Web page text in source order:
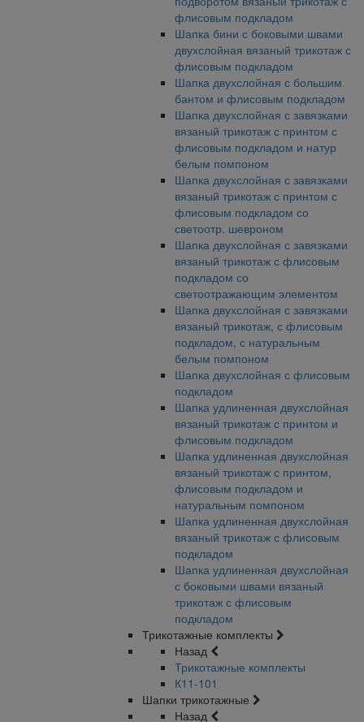
флисовым подкладом
Шапка бини с боковыми швами
двухслойная вязаный трикотаж с
флисовым подкладом
Шапка двухслойная с большим
бантом и флисовым подкладом
Шапка двухслойная с завязками
вязаный трикотаж с принтом с
флисовым подкладом и натур
белым помпоном
Шапка двухслойная с завязками
вязаный трикотаж с принтом с
флисовым подкладом со
светоотр. шевроном
Шапка двухслойная с завязками
вязаный трикотаж с флисовым
подкладом со
светоотражающим элементом
Шапка двухслойная с завязками
вязаный трикотаж, с флисовым
подкладом, с натуральным
белым помпоном
Шапка двухслойная с флисовым
подкладом
Шапка удлиненная двухслойная
вязаный трикотаж с принтом и
флисовым подкладом
Шапка удлиненная двухслойная
вязаный трикотаж с принтом,
флисовым подкладом и
натуральным помпоном
Шапка удлиненная двухслойная
вязаный трикотаж с флисовым
подкладом
Шапка удлиненная двухслойная
с боковыми швами вязаный
трикотаж с флисовым
подкладом
Трикотажные комплекты
Назад
Трикотажные комплекты
К11-101
Шапки трикотажные
Назад